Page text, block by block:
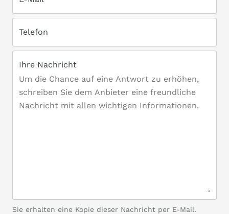
Telefon
Ihre Nachricht
Sie erhalten eine Kopie dieser Nachricht per E-Mail.